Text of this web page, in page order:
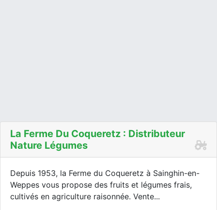
La Ferme Du Coqueretz : Distributeur
Nature Légumes
Depuis 1953, la Ferme du Coqueretz à Sainghin-en-
Weppes vous propose des fruits et légumes frais,
cultivés en agriculture raisonnée. Vente...